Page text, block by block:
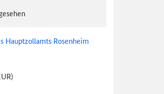
Hauptzollamts Rosenheim